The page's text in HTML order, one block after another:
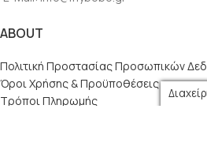
ABOUT
Πολιτική Προστασίας Προσωπικών
Όροι Χρήσης & Προϋποθέσεις
Τρόποι Πληρωμής